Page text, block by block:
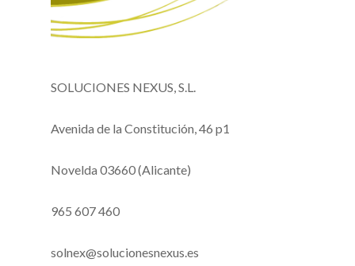
SOLUCIONES NEXUS, S.L.
Avenida de la Constitución, 46 p1
Novelda 03660 (Alicante)
965 607 460
solnex@solucionesnexus.es